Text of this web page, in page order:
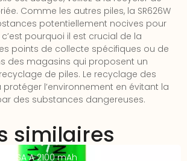
Comme les autres piles, la SR626W
potentiellement nocives pour
c’est pourquoi il est crucial de la
points de collecte spécifiques ou de
des magasins qui proposent un
de piles. Le recyclage des
l’environnement en évitant la
des substances dangereuses.
similaires
A 2100 mAh